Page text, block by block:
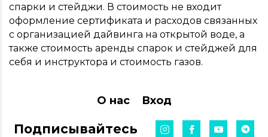
спарки и стейджи. В стоимость не входит
оформление сертификата и расходов связанных
с организацией дайвинга на открытой воде, а
также стоимость аренды спарок и стейджей для
себя и инструктора и стоимость газов.
О нас Вход
Подписывайтесь